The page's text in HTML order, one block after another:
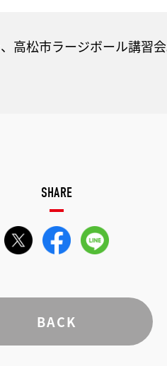
松市ラージボール講習
SHARE
BACK